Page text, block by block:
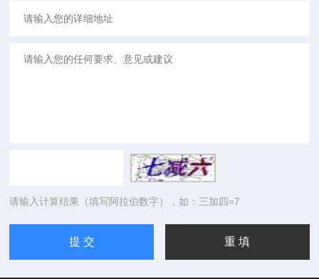
请输入计算结果（填写阿拉伯数字），如：三加四=7